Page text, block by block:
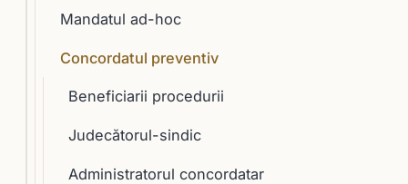
Mandatul ad-hoc
Concordatul preventiv
Beneficiarii procedurii
Judecătorul-sindic
Administratorul concordatar